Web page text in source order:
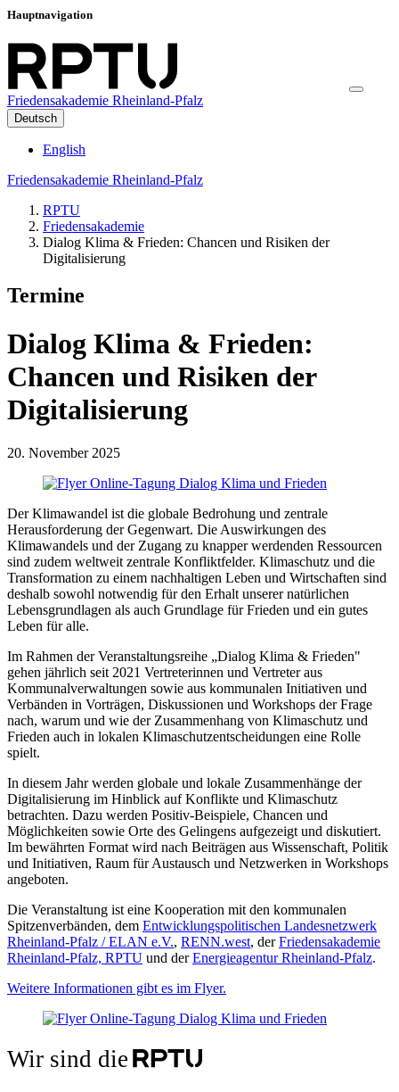
Hauptnavigation
Friedensakademie Rheinland-Pfalz
Deutsch
English
Friedensakademie Rheinland-Pfalz
RPTU
Friedensakademie
Dialog Klima & Frieden: Chancen und Risiken der
Digitalisierung
Termine
Dialog Klima & Frieden:
Chancen und Risiken der
Digitalisierung
20. November 2025
Der Klimawandel ist die globale Bedrohung und zentrale
Herausforderung der Gegenwart. Die Auswirkungen des
Klimawandels und der Zugang zu knapper werdenden Ressourcen
sind zudem weltweit zentrale Konfliktfelder. Klimaschutz und die
Transformation zu einem nachhaltigen Leben und Wirtschaften sind
deshalb sowohl notwendig für den Erhalt unserer natürlichen
Lebensgrundlagen als auch Grundlage für Frieden und ein gutes
Leben für alle.
Im Rahmen der Veranstaltungsreihe „Dialog Klima & Frieden"
gehen jährlich seit 2021 Vertreterinnen und Vertreter aus
Kommunalverwaltungen sowie aus kommunalen Initiativen und
Verbänden in Vorträgen, Diskussionen und Workshops der Frage
nach, warum und wie der Zusammenhang von Klimaschutz und
Frieden auch in lokalen Klimaschutzentscheidungen eine Rolle
spielt.
In diesem Jahr werden globale und lokale Zusammenhänge der
Digitalisierung im Hinblick auf Konflikte und Klimaschutz
betrachten. Dazu werden Positiv-Beispiele, Chancen und
Möglichkeiten sowie Orte des Gelingens aufgezeigt und diskutiert.
Im bewährten Format wird nach Beiträgen aus Wissenschaft, Politik
und Initiativen, Raum für Austausch und Netzwerken in Workshops
angeboten.
Die Veranstaltung ist eine Kooperation mit den kommunalen
Spitzenverbänden, dem Entwicklungspolitischen Landesnetzwerk
Rheinland-Pfalz / ELAN e.V., RENN.west, derFriedensakademie
Rheinland-Pfalz, RPTU und derEnergieagentur Rheinland-Pfalz.
Weitere Informationen gibt es im Flyer.
Wir sind die